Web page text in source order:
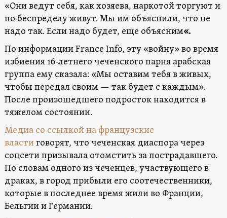
«Они ведут себя, как хозяева, наркотой торгуют и
по беспределу живут. Мы им объяснили, что не
надо так. Если надо будет, еще объясним«.
По информации France Info, эту «войну» во время
избиения 16-летнего чеченского парня арабская
группа ему сказала: «Мы оставим тебя в живых,
чтобы передал своим — так будет с каждым».
После произошедшего подросток находится в
тяжелом состоянии.
Медиа со ссылкой на французские
властиговорят, что чеченская диаспора через
соцсети призывала отомстить за пострадавшего.
По словам одного из чеченцев, участвующего в
драках, в город прибыли его соотечественники,
которые в последнее время жили во Франции,
Бельгии и Германии.